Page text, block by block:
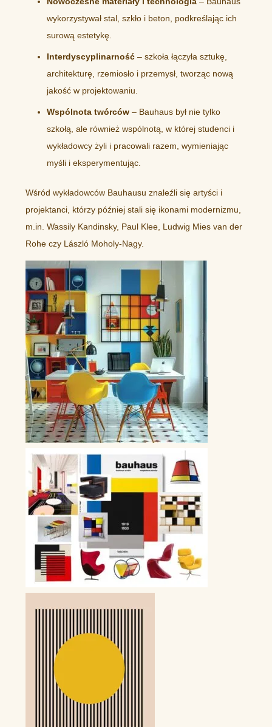
wykorzystywał stal, szkło i beton, podkreślając ich
surową estetykę.
Interdyscyplinarność – szkoła łączyła sztukę,
architekturę, rzemiosło i przemysł, tworząc nową
jakość w projektowaniu.
Wspólnota twórców – Bauhaus był nie tylko
szkołą, ale również wspólnotą, w której studenci i
wykładowcy żyli i pracowali razem, wymieniając
myśli i eksperymentując.
Wśród wykładowców Bauhausu znaleźli się artyści i
projektanci, którzy później stali się ikonami modernizmu,
m.in. Wassily Kandinsky, Paul Klee, Ludwig Mies van der
Rohe czy László Moholy-Nagy.